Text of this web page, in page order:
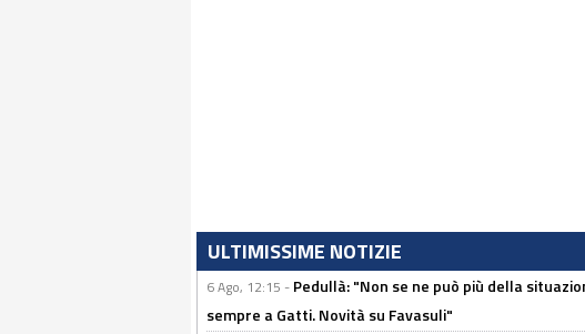
ULTIMISSIME NOTIZIE
6 Ago, 12:15 - Pedullà: "Non se ne può più della
sempre a Gatti. Novità su Favasuli"